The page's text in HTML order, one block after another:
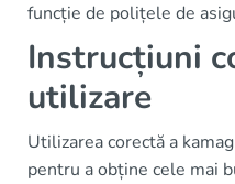
funcție de polițele de
Instrucțiuni
utilizare
Utilizarea corectă a
pentru a obține cele mai